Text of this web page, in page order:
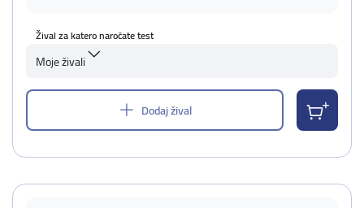
Žival za katero naročate test
Moje živali
Dodaj žival